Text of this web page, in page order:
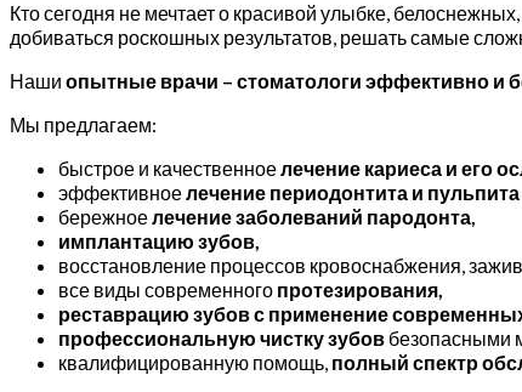
Кто сегодня не мечтает о красивой улыбке,
добиваться роскошных результатов, решать самые
Наши опытные врачи – стоматологи эффективно и
Мы предлагаем:
быстрое и качественноелечение кариеса и его
эффективноелечение периодонтита и пульпита
бережноелечение заболеваний пародонта,
имплантацию зубов,
восстановление процессов кровоснабжения,
все виды современного протезирования,
реставрацию зубов с применение
профессиональную чистку зубов безопасными
квалифицированную помощь, полный спектр